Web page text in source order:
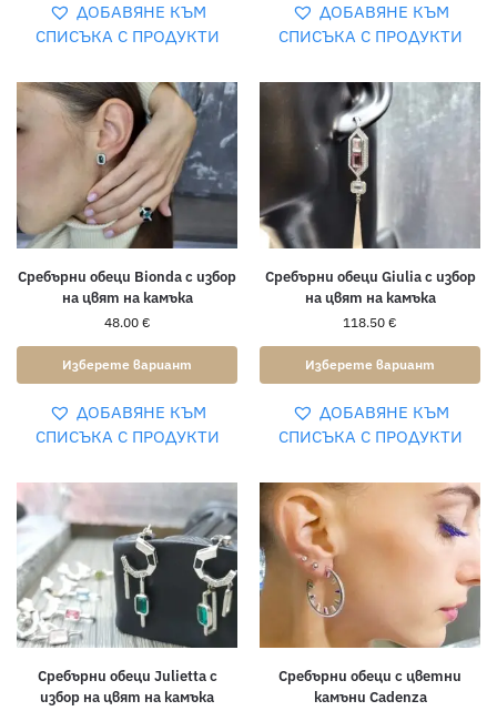
ДОБАВЯНЕ КЪМ
СПИСЪКА С ПРОДУКТИ
ДОБАВЯНЕ КЪМ
СПИСЪКА С ПРОДУКТИ
Сребърни обеци Bionda с избор
на цвят на камъка
48.00 €
Изберете вариант
ДОБАВЯНЕ КЪМ
СПИСЪКА С ПРОДУКТИ
Сребърни обеци Giulia с избор
на цвят на камъка
118.50 €
Изберете вариант
ДОБАВЯНЕ КЪМ
СПИСЪКА С ПРОДУКТИ
Сребърни обеци Julietta с
избор на цвят на камъка
Сребърни обеци с цветни
камъни Cadenza